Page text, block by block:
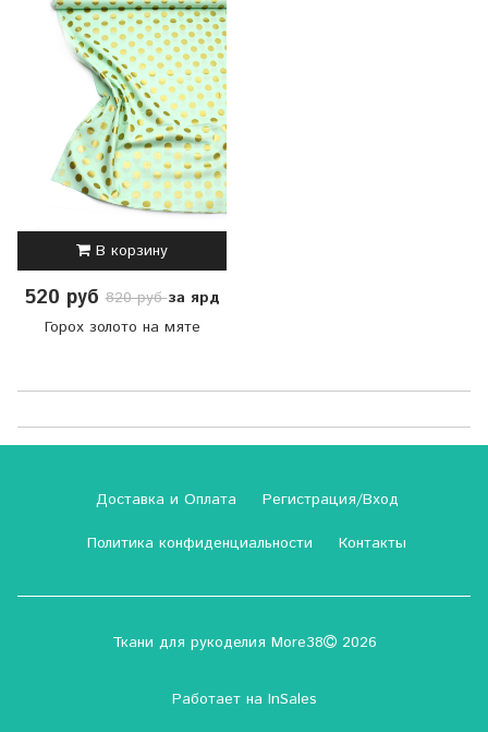
В корзину
520 руб820 рубза ярд
Горох золото на мяте
Доставка и Оплата
Регистрация/Вход
Политика конфиденциальности
Контакты
Ткани для рукоделия More38 2026
Работает на InSales